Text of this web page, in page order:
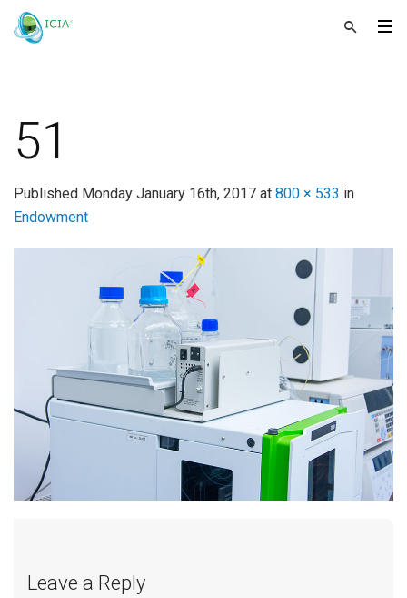
51
Published Monday January 16th, 2017 at 800 × 533 in
Endowment
Leave a Reply